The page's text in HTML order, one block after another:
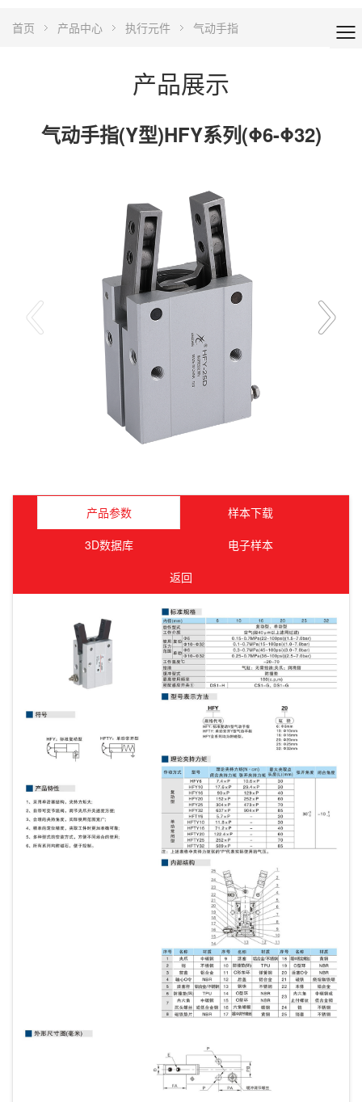
首页 产品中心 执行元件 气动手指
产品展示
气动手指(Y型)HFY系列(Φ6-Φ32)
产品参数
样本下载
3D数据库
电子样本
返回